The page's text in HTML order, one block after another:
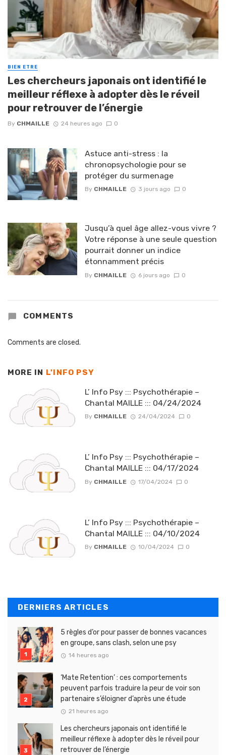
BIEN ETRE
Les chercheurs japonais ont identifié le
meilleur réflexe à adopter dès le réveil
pour retrouver de l’énergie
By CHMAILLE 24 heures ago 0
Astuce anti-stress : la
chronopsychologie pour se
protéger du surmenage
By CHMAILLE 3 jours ago 0
Jusqu’à quel âge allez-vous vivre ?
Votre réponse à une seule question
pourrait donner un indice
étonnamment précis
By CHMAILLE 6 jours ago 0
COMMENTS
Comments are closed.
MORE IN L'INFO PSY
L’ Info Psy ::: Psychothérapie –
Chantal MAILLE ::: 04/24/2024
By CHMAILLE 24/04/2024 0
L’ Info Psy ::: Psychothérapie –
Chantal MAILLE ::: 04/17/2024
By CHMAILLE 17/04/2024 0
L’ Info Psy ::: Psychothérapie –
Chantal MAILLE ::: 04/10/2024
By CHMAILLE 10/04/2024 0
DERNIERS ARTICLES
5 règles d’or pour passer de bonnes vacances
en groupe, sans clash, selon une psy
14 heures ago
‘Mate Retention’ : ces comportements
peuvent parfois traduire la peur de voir son
partenaire s’éloigner d’après une étude
21 heures ago
Les chercheurs japonais ont identifié le
meilleur réflexe à adopter dès le réveil pour
retrouver de l’énergie